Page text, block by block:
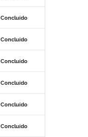
Concluído
Concluído
Concluído
Concluído
Concluído
Concluído